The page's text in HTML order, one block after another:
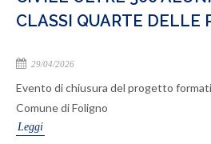
CLASSI QUARTE DELLE
29/04/2026
Evento di chiusura del progetto
Comune di Foligno
Leggi